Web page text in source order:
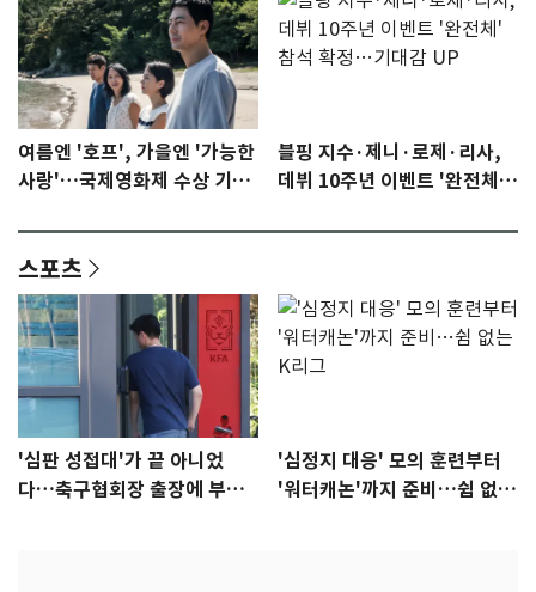
여름엔 '호프', 가을엔 '가능한
사랑'…국제영화제 수상 기대
블핑 지수·제니·로제·리사,
데뷔 10주년 이벤트 '완전체'
스포츠
'심판 성접대'가 끝 아니었
다…축구협회장 출장에 부인
'심정지 대응' 모의 훈련부터
'워터캐논'까지 준비…쉼 없는